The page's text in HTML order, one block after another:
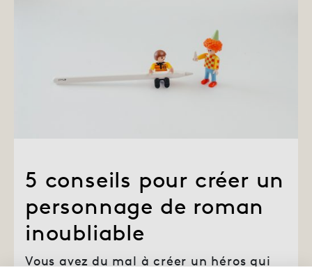
5 conseils pour créer un
personnage de roman
inoubliable
Vous avez du mal à créer un héros qui